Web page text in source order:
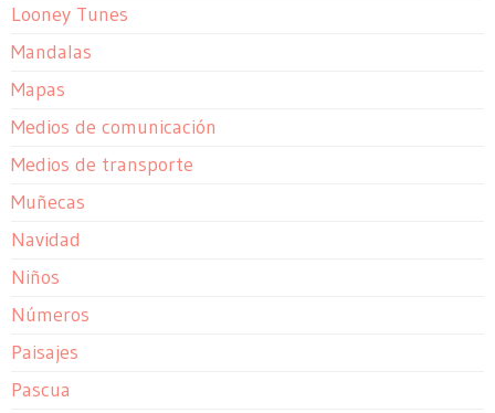
Looney Tunes
Mandalas
Mapas
Medios de comunicación
Medios de transporte
Muñecas
Navidad
Niños
Números
Paisajes
Pascua